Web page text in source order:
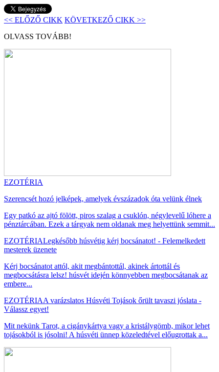
<< ELŐZŐ CIKK KÖVETKEZŐ CIKK >>
OLVASS TOVÁBB!
EZOTÉRIA
Szerencsét hozó jelképek, amelyek évszázadok óta velünk élnek
Egy patkó az ajtó fölött, piros szalag a csuklón, négylevelű lóhere a
pénztárcában. Ezek a tárgyak nem oldanak meg helyettünk semmit...
EZOTÉRIALegkésőbb húsvétig kérj bocsánatot! - Felemelkedett
mesterek üzenete
Kérj bocsánatot attól, akit megbántottál, akinek ártottál és
megbocsátásra lelsz! húsvét idején könnyebben megbocsátanak az
embere...
EZOTÉRIAA varázslatos Húsvéti Tojások őrült tavaszi jóslata -
Válassz egyet!
Mit nekünk Tarot, a cigánykártya vagy a kristálygömb, mikor lehet
tojásokból is jósolni! A húsvéti ünnep közeledtével előugrottak a...